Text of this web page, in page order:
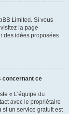
Limited. Si vous
la page
des idées proposées
concernant ce
« L’équipe du
avec le propriétaire
si un service gratuit est